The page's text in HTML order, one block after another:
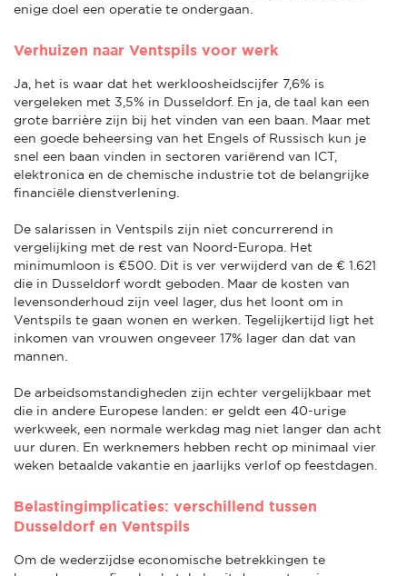
enige doel een operatie te ondergaan.
Verhuizen naar Ventspils voor werk
Ja, het is waar dat het werkloosheidscijfer 7,6% is
vergeleken met 3,5% in Dusseldorf. En ja, de taal kan een
grote barrière zijn bij het vinden van een baan. Maar met
een goede beheersing van het Engels of Russisch kun je
snel een baan vinden in sectoren variërend van ICT,
elektronica en de chemische industrie tot de belangrijke
financiële dienstverlening.
De salarissen in Ventspils zijn niet concurrerend in
vergelijking met de rest van Noord-Europa. Het
minimumloon is €500. Dit is ver verwijderd van de € 1.621
die in Dusseldorf wordt geboden. Maar de kosten van
levensonderhoud zijn veel lager, dus het loont om in
Ventspils te gaan wonen en werken. Tegelijkertijd ligt het
inkomen van vrouwen ongeveer 17% lager dan dat van
mannen.
De arbeidsomstandigheden zijn echter vergelijkbaar met
die in andere Europese landen: er geldt een 40-urige
werkweek, een normale werkdag mag niet langer dan acht
uur duren. En werknemers hebben recht op minimaal vier
weken betaalde vakantie en jaarlijks verlof op feestdagen.
Belastingimplicaties: verschillend tussen
Dusseldorf en Ventspils
Om de wederzijdse economische betrekkingen te